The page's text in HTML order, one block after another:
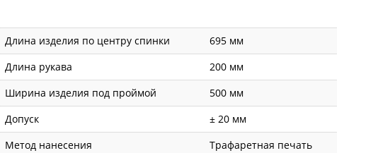
Длина изделия по центру спинки
695 мм
Длина рукава
200 мм
Ширина изделия под проймой
500 мм
Допуск
± 20 мм
Метод нанесения
Трафаретная печать